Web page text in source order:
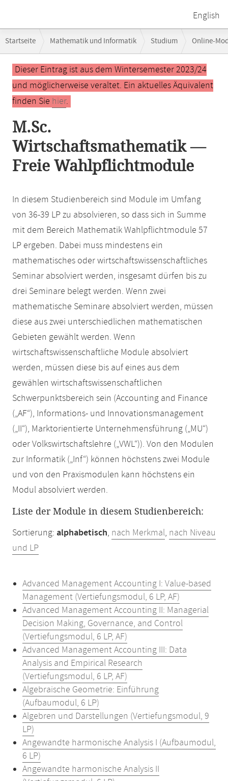
English
Navigation
Startseite Mathematik und Informatik Studium Online-
Hauptinhalt
Dieser Eintrag ist aus dem Wintersemester 2023/24
und möglicherweise veraltet. Ein aktuelles Äquivalent
finden Sie hier.
M.Sc.
Wirtschaftsmathematik —
Freie Wahlpflichtmodule
In diesem Studienbereich sind Module im Umfang
von 36-39 LP zu absolvieren, so dass sich in Summe
mit dem Bereich Mathematik Wahlpflichtmodule 57
LP ergeben. Dabei muss mindestens ein
mathematisches oder wirtschaftswissenschaftliches
Seminar absolviert werden, insgesamt dürfen bis zu
drei Seminare belegt werden. Wenn zwei
mathematische Seminare absolviert werden, müssen
diese aus zwei unterschiedlichen mathematischen
Gebieten gewählt werden. Wenn
wirtschaftswissenschaftliche Module absolviert
werden, müssen diese bis auf eines aus dem
gewählen wirtschaftswissenschaftlichen
Schwerpunktsbereich sein (Accounting and Finance
(„AF“), Informations- und Innovationsmanagement
(„II“), Marktorientierte Unternehmensführung („MU“)
oder Volkswirtschaftslehre („VWL“)). Von den Modulen
zur Informatik („Inf“) können höchstens zwei Module
und von den Praxismodulen kann höchstens ein
Modul absolviert werden.
Liste der Module in diesem Studienbereich:
Sortierung: alphabetisch, nach Merkmal, nach Niveau
und LP
Advanced Management Accounting I: Value-based
Management (Vertiefungsmodul, 6 LP, AF)
Advanced Management Accounting II: Managerial
Decision Making, Governance, and Control
(Vertiefungsmodul, 6 LP, AF)
Advanced Management Accounting III: Data
Analysis and Empirical Research
(Vertiefungsmodul, 6 LP, AF)
Algebraische Geometrie: Einführung
(Aufbaumodul, 6 LP)
Algebren und Darstellungen (Vertiefungsmodul, 9
LP)
Angewandte harmonische Analysis I (Aufbaumodul,
6 LP)
Angewandte harmonische Analysis II